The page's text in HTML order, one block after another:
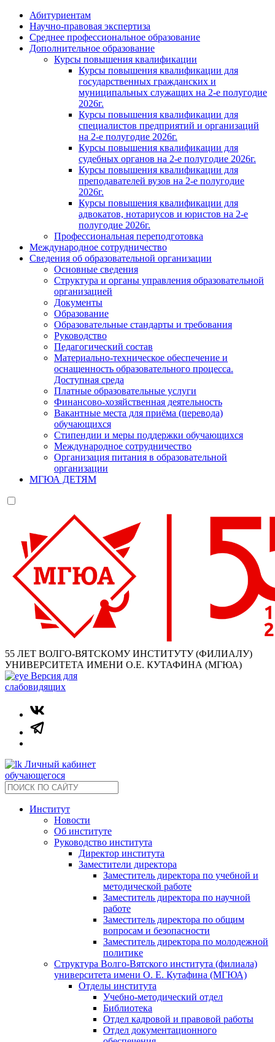
Абитуриентам
Научно-правовая экспертиза
Cреднее профессиональное образование
Дополнительное образование
Курсы повышения квалификации
Курсы повышения квалификации для
государственных гражданских и
муниципальных служащих на 2-е полугодие
2026г.
Курсы повышения квалификации для
специалистов предприятий и организаций
на 2-е полугодие 2026г.
Курсы повышения квалификации для
судебных органов на 2-е полугодие 2026г.
Курсы повышения квалификации для
преподавателей вузов на 2-е полугодие
2026г.
Курсы повышения квалификации для
адвокатов, нотариусов и юристов на 2-е
полугодие 2026г.
Профессиональная переподготовка
Международное сотрудничество
Сведения об образовательной организации
Основные сведения
Структура и органы управления образовательной
организацией
Документы
Образование
Образовательные стандарты и требования
Руководство
Педагогический состав
Материально-техническое обеспечение и
оснащенность образовательного процесса.
Доступная среда
Платные образовательные услуги
Финансово-хозяйственная деятельность
Вакантные места для приёма (перевода)
обучающихся
Стипендии и меры поддержки обучающихся
Международное сотрудничество
Организация питания в образовательной
организации
МГЮА ДЕТЯМ
55 ЛЕТ ВОЛГО-ВЯТСКОМУ ИНСТИТУТУ (ФИЛИАЛУ)
УНИВЕРСИТЕТА ИМЕНИ О.Е. КУТАФИНА (МГЮА)
Версия для
слабовидящих
Личный кабинет
обучающегося
Институт
Новости
Об институте
Руководство института
Директор института
Заместители директора
Заместитель директора по учебной и
методической работе
Заместитель директора по научной
работе
Заместитель директора по общим
вопросам и безопасности
Заместитель директора по молодежной
политике
Структура Волго-Вятского института (филиала)
университета имени О. Е. Кутафина (МГЮА)
Отделы института
Учебно-методический отдел
Библиотека
Отдел кадровой и правовой работы
Отдел документационного